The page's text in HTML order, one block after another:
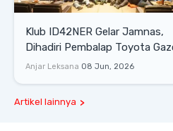
Klub ID42NER Gelar Jamnas,
Dihadiri Pembalap Toyota
Racing
Anjar Leksana 08 Jun, 2026
Artikel lainnya